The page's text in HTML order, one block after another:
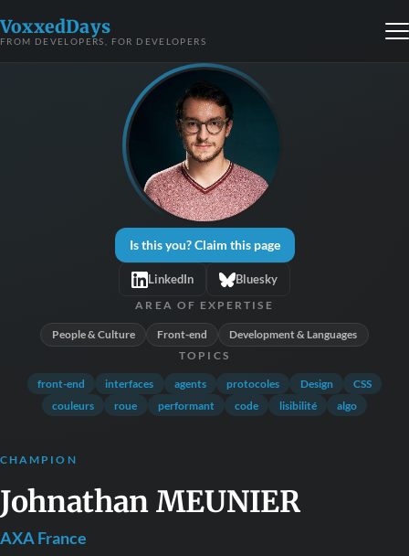
VoxxedDays
FROM DEVELOPERS, FOR DEVELOPERS
Is this you? Claim this page
LinkedIn Bluesky
AREA OF EXPERTISE
People & Culture Front-end Development & Languages
TOPICS
front-end interfaces agents protocoles Design
CSS
couleurs
roue performant code lisibilité algo
CHAMPION
Johnathan MEUNIER
AXA France